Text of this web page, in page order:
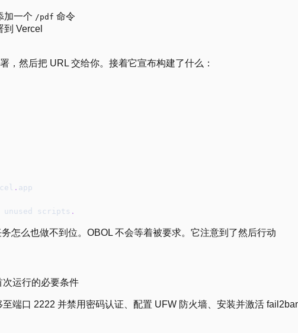
加一个 /pdf 命令
Vercel
，然后把 URL 交给你。接着它宣布构建了什么：
. app
unused scripts .
怎么也做不到位。OBOL 不会等着被要求。它注意到了然后行动
次运行的必要条件
端口 2222 并禁用密码认证、配置 UFW 防火墙、安装并激活